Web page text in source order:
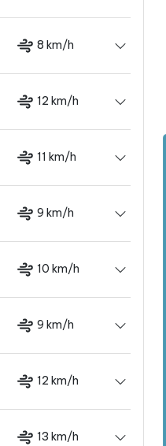
8 km/h
12 km/h
11 km/h
9 km/h
10 km/h
9 km/h
12 km/h
13 km/h